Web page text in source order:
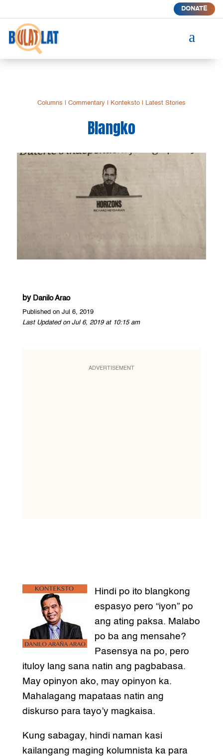
DONATE
a
Columns Commentary| Konteksto| Latest Stories
Blangko
by Danilo Arao
Published on Jul 6, 2019
Last Updated on Jul 6, 2019 at 10:15 am
ADVERTISEMENT
Hindi po ito blangkong
espasyo pero “iyon” po
ang ating paksa. Malabo
po ba ang mensahe?
Pasensya na po, pero
ituloy lang sana natin ang pagbabasa.
May opinyon ako, may opinyon ka.
Mahalagang mapataas natin ang
diskurso para tayo’y magkaisa.
Kung sabagay, hindi naman kasi
kailangang maging kolumnista ka para